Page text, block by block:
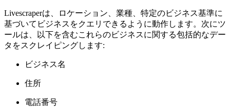
Livescraperは、ロケーション、業種、特定のビジネス基準に
基づいてビジネスをクエリできるように動作します。次にツ
ールは、以下を含むこれらのビジネスに関する包括的なデー
タをスクレイピングします:
ビジネス名
住所
電話番号